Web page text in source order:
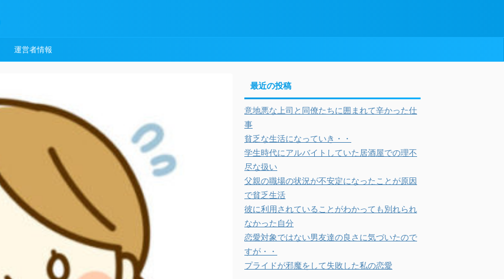
運営者情報
最近の投稿
意地悪な上司と同僚たちに囲まれて辛かった仕
事
貧乏な生活になっていき・・
学生時代にアルバイトしていた居酒屋での理不
尽な扱い
父親の職場の状況が不安定になったことが原因
で貧乏生活
彼に利用されていることがわかっても別れられ
なかった自分
恋愛対象ではない男友達の良さに気づいたので
すが・・
プライドが邪魔をして失敗した私の恋愛